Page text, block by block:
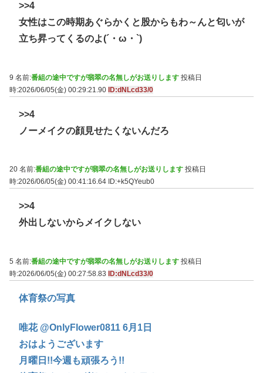
>>4
女性はこの時期あぐらかくと股からもわ～んと匂いが
立ち昇ってくるのよ(´・ω・`)
9 名前:番組の途中ですが翡翠の名無しがお送りします 投稿日
時:2026/06/05(金) 00:29:21.90 ID:dNLcd33/0
>>4
ノーメイクの顔見せたくないんだろ
20 名前:番組の途中ですが翡翠の名無しがお送りします 投稿日
時:2026/06/05(金) 00:41:16.64 ID:+k5QYeub0
>>4
外出しないからメイクしない
5 名前:番組の途中ですが翡翠の名無しがお送りします 投稿日
時:2026/06/05(金) 00:27:58.83
ID:dNLcd33/0
体育祭の写真
唯花 @OnlyFlower0811 6月1日
おはようございます
月曜日!!今週も頑張ろう!!